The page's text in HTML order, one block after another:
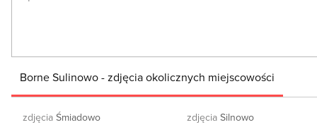
Borne Sulinowo - zdjęcia okolicznych miejscowości
zdjęcia Śmiadowo
zdjęcia Silnowo